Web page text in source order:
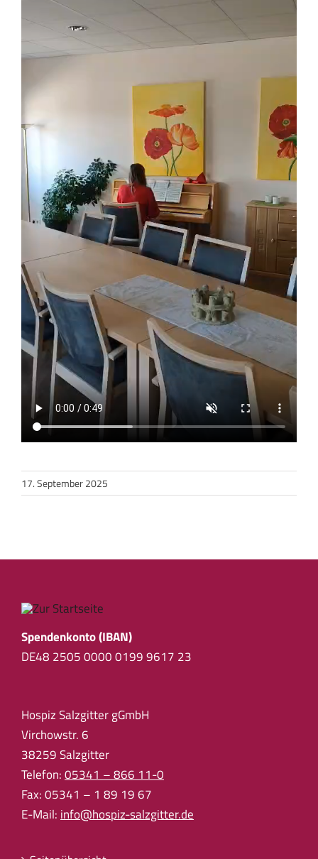
17. September 2025
Spendenkonto (IBAN)
DE48 2505 0000 0199 9617 23
Hospiz Salzgitter gGmbH
Virchowstr. 6
38259 Salzgitter
Telefon:05341 – 866 11-0
Fax: 05341 – 1 89 19 67
E-Mail:info@hospiz-salzgitter.de